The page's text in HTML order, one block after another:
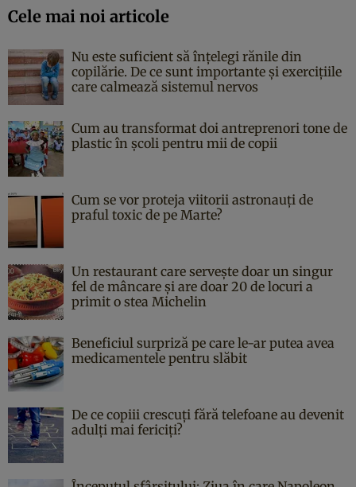
Cele mai noi articole
Nu este suficient să înțelegi rănile din
copilărie. De ce sunt importante și exercițiile
care calmează sistemul nervos
Cum au transformat doi antreprenori tone de
plastic în școli pentru mii de copii
Cum se vor proteja viitorii astronauți de
praful toxic de pe Marte?
Un restaurant care servește doar un singur
fel de mâncare și are doar 20 de locuri a
primit o stea Michelin
Beneficiul surpriză pe care le-ar putea avea
medicamentele pentru slăbit
De ce copiii crescuți fără telefoane au devenit
adulți mai fericiți?